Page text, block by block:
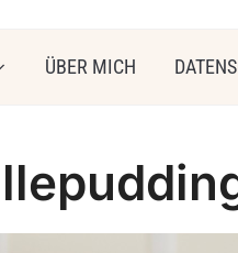
ÜBER MICH